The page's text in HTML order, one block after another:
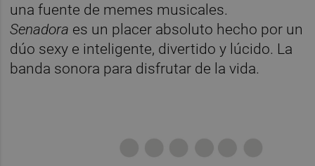
una fuente de memes musicales.
Senadora es un placer absoluto hecho por un
dúo sexy e inteligente, divertido y lúcido. La
banda sonora para disfrutar de la vida.